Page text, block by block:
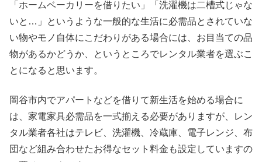
「ホームベーカリーを借りたい」「洗濯機は二槽式じゃな
いと…」というような一般的な生活に必需品とされていな
い物やモノ自体にこだわりがある場合には、お目当ての品
物があるかどうか、というところでレンタル業者を選ぶこ
とになると思います。
岡谷市内でアパートなどを借りて新生活を始める場合に
は、家電家具必需品を一式揃える必要がありますが、レン
タル業者各社はテレビ、洗濯機、冷蔵庫、電子レンジ、布
団など組み合わせたお得なセット料金も設定していますの